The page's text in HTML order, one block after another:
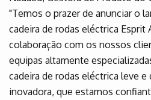
"Temos o prazer de anunciar o
cadeira de rodas eléctrica Esprit
colaboração com os nossos
equipas altamente
cadeira de rodas eléctrica leve
inovadora, que estamos